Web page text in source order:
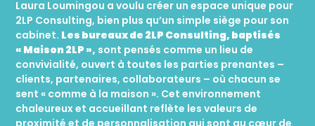
Laura Loumingou a voulu créer un espace unique pour
2LP Consulting, bien plus qu’un simple siège pour son
cabinet. Les bureaux de 2LP Consulting, baptisés
« Maison 2LP », sont pensés comme un lieu de
convivialité, ouvert à toutes les parties prenantes –
clients, partenaires, collaborateurs – où chacun se
sent « comme à la maison ». Cet environnement
chaleureux et accueillant reflète les valeurs de
proximité et de personnalisation qui sont au cœur de